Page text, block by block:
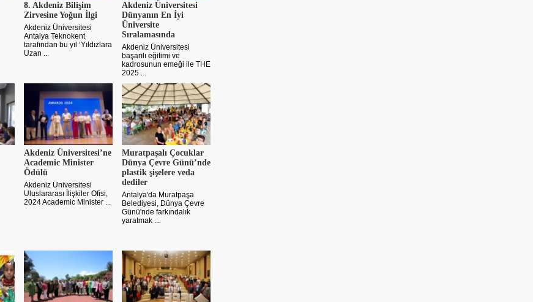
8. Akdeniz Bilişim
Zirvesine Yoğun İlgi
Akdeniz Üniversitesi
Antalya Teknokent
tarafından bu yıl ‘Yıldızlara
Uzan ...
Akdeniz Üniversitesi
Dünyanın En İyi
Üniversite
Sıralamasında
Akdeniz Üniversitesi
başarılı eğitimi ve
kadrosunun emeği ile THE
2025 ...
Akdeniz Üniversitesi’ne
Academic Minister
Ödülü
Akdeniz Üniversitesi
Uluslararası İlişkiler Ofisi,
2024 Academic Minister ...
Muratpaşalı Çocuklar
Dünya Çevre Günü’nde
plastik şişelere veda
dediler
Antalya'da Muratpaşa
Belediyesi, Dünya Çevre
Günü'nde farkındalık
yaratmak ...